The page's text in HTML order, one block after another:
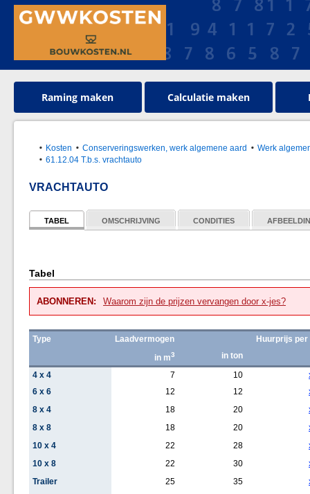
Raming maken Calculatie maken
Kosten Conserveringswerken, werk algemene aard
Werk
61.12.04 T.b.s. vrachtauto
VRACHTAUTO
TABEL OMSCHRIJVING CONDITIES
Tabel
ABONNEREN: Waarom zijn de prijzen vervangen door x-jes?
Type Laadvermogen
Huurprijs per
in m3
in ton
4 x 4
7 10
6 x 6
12 12
8 x 4
18 20
8 x 8
18 20
10 x 4
22 28
10 x 8
22 30
Trailer
25 35